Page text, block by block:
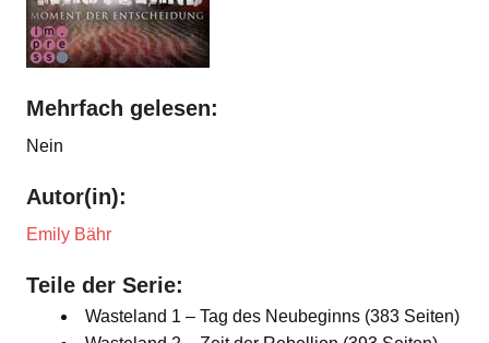
Mehrfach gelesen:
Nein
Autor(in):
Emily Bähr
Teile der Serie:
Wasteland 1 – Tag des Neubeginns (383 Seiten)